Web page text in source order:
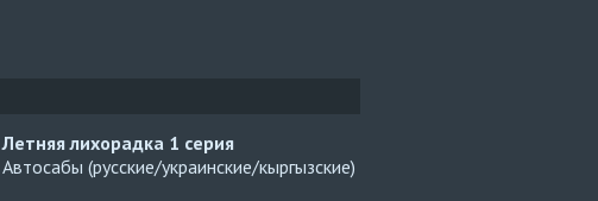
Летняя лихорадка 1 серия
Автосабы (русские/украинские/кыргызские)